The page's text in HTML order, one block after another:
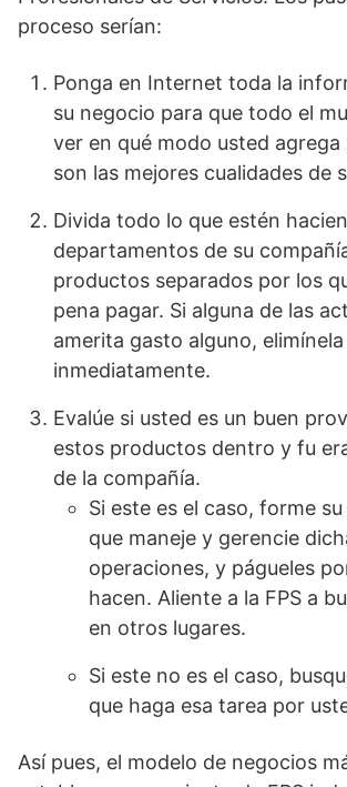
proceso serían:
Ponga en Internet toda la
su negocio para que todo el
ver en qué modo usted agrega
son las mejores cualidades de
Divida todo lo que estén
departamentos de su
productos separados por los
pena pagar. Si alguna de las
amerita gasto alguno, elimínela
inmediatamente.
Evalúe si usted es un buen
estos productos dentro y fu
de la compañía.
Si este es el caso, forme
que maneje y gerencie
operaciones, y págueles
hacen. Aliente a la FPS a
en otros lugares.
Si este no es el caso,
que haga esa tarea por
Así pues, el modelo de negocios